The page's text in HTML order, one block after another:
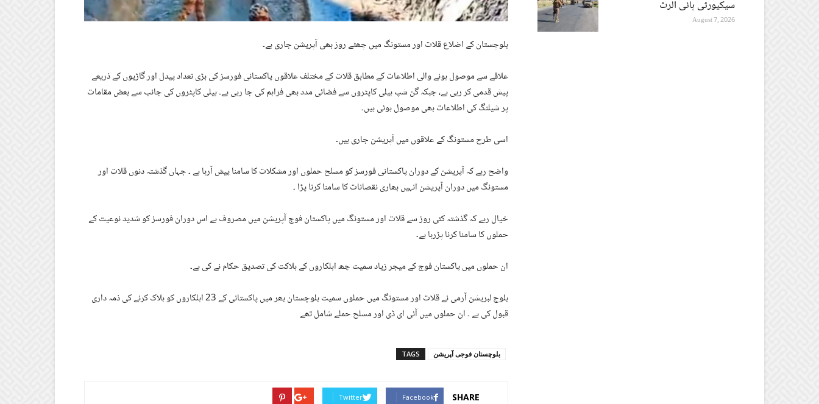
بلوچستان کے اضلاع قلات اور مستونگ میں چھٹے روز بھی آپریشن جاری ہے۔
علاقے سے موصول ہونے والی اطلاعات کے مطابق قلات کے مختلف علاقوں پاکستانی فورسز کی بڑی تعداد پیدل اور گاڑیوں کے ذریعے
پیش قدمی کر رہی ہے، جبکہ گن شپ ہیلی کاپٹروں سے فضائی مدد بھی فراہم کی جا رہی ہے۔ ہیلی کاپٹروں کی جانب سے بعض مقامات
پر شیلنگ کی اطلاعات بھی موصول ہوئی ہیں۔
اسی طرح مستونگ کے علاقوں میں آپریشن جاری ہیں۔
واضح رہے کہ آپریشن کے دوران پاکستانی فورسز کو مسلح حملوں اور مشکلات کا سامنا پیش آرہا ہے ۔ جہاں گذشتہ دنوں قلات اور
مستونگ میں دوران آپریشن انہیں بھاری نقصانات کا سامنا کرنا پڑا ۔
خیال رہے کہ گذشتہ کئی روز سے قلات اور مستونگ میں پاکستان فوج آپریشن میں مصروف ہے اس دوران فورسز کو شدید نوعیت کے
حملوں کا سامنا کرنا پڑرہا ہے۔
ان حملوں میں پاکستان فوج کے میجر زیاد سمیت چھ اہلکاروں کے ہلاکت کی تصدیق حکام نے کی ہے۔
بلوچ لبریشن آرمی نے قلات اور مستونگ میں حملوں سمیت بلوچستان بھر میں پاکستانی کے 23 اہلکاروں کو ہلاک کرنے کی ذمہ داری
قبول کی ہے ۔ ان حملوں میں آئی ای ڈی اور مسلح حملے شامل تھے
TAGS بلوچستان فوجی آپریشن
SHARE
Facebook
Twitter
سیکیورٹی ہائی الرٹ
August 7, 2026